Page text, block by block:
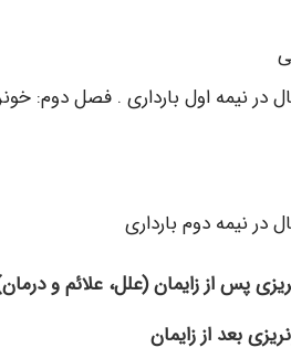
در نیمه اول بارداری . فصل دوم:
در نیمه دوم بارداری
پس از زایمان (علل، علائم و
بعد از زایمان